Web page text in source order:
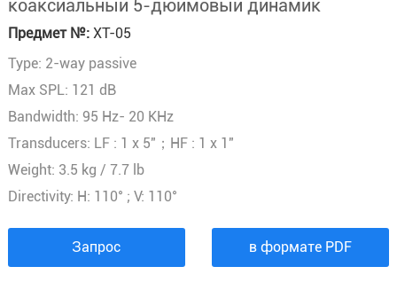
коаксиальный 5-дюймовый динамик
Предмет №:XT-05
Type: 2-way passive
Max SPL: 121 dB
Bandwidth: 95 Hz- 20 KHz
Transducers: LF : 1 x 5"；HF : 1 x 1"
Weight: 3.5 kg / 7.7 lb
Directivity: H: 110° ; V: 110°
Запрос в формате PDF